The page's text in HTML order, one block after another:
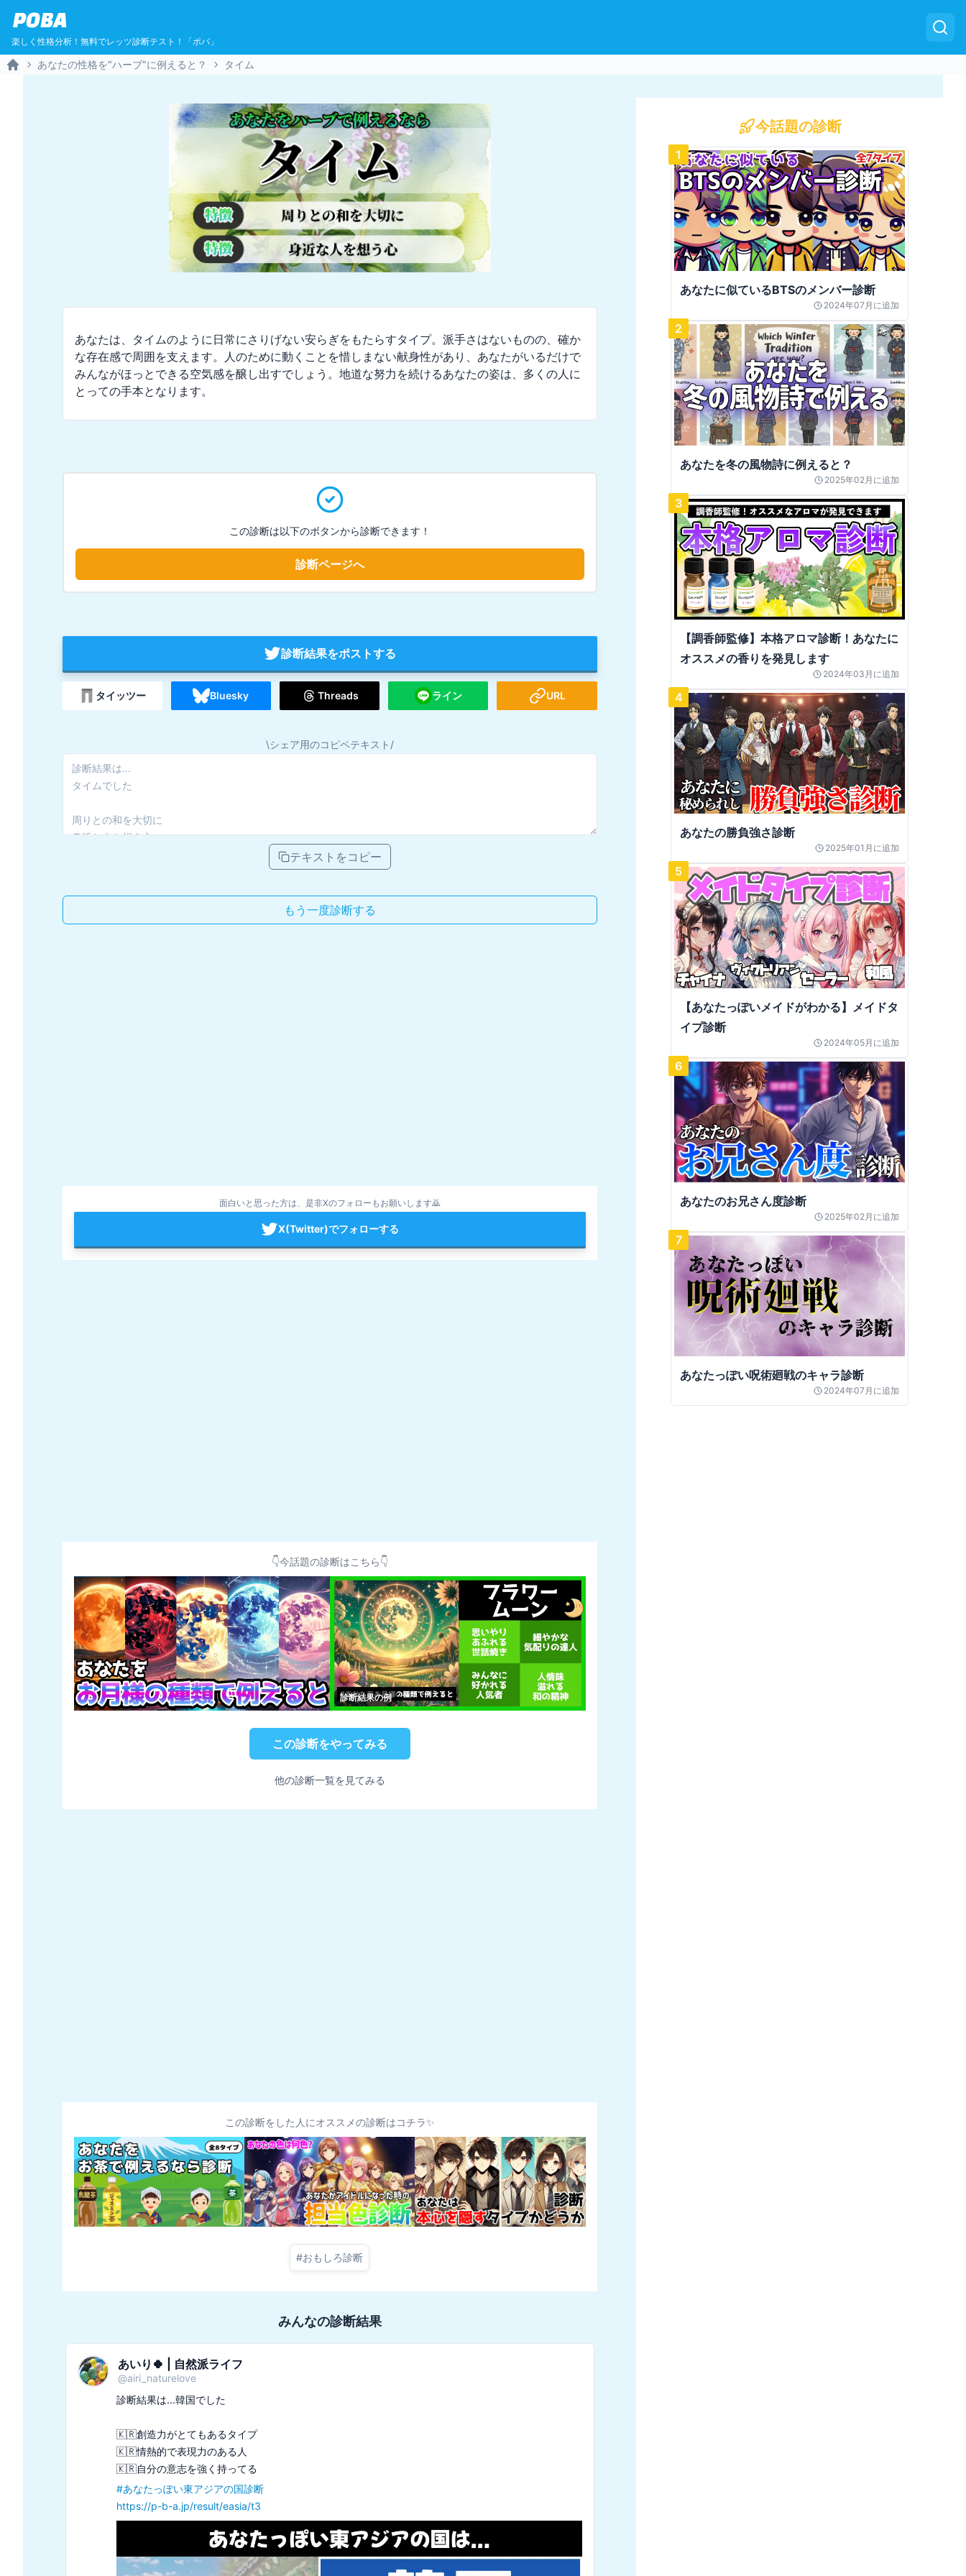
POBA
楽しく性格分析！無料でレッツ診断テスト！「ポバ」
あなたの性格を“ハーブ”に例えると？ タイム
あなたは、タイムのように日常にさりげない安らぎをもたらすタイプ。派手さはないものの、確か
な存在感で周囲を支えます。人のために動くことを惜しまない献身性があり、あなたがいるだけで
みんながほっとできる空気感を醸し出すでしょう。地道な努力を続けるあなたの姿は、多くの人に
とっての手本となります。
この診断は以下のボタンから診断できます！
診断ページへ
診断結果をポストする
タイッツー Bluesky Threads ライン URL
\シェア用のコピペテキスト/
テキストをコピー
もう一度診断する
面白いと思った方は、是非Xのフォローもお願いします🙇
X(Twitter)でフォローする
👇今話題の診断はこちら👇
診断結果の例
この診断をやってみる
他の診断一覧を見てみる
この診断をした人にオススメの診断はコチラ✨
#おもしろ診断
みんなの診断結果
あいり🍀 | 自然派ライフ
@airi_naturelove
診断結果は...韓国でした
🇰🇷創造力がとてもあるタイプ
🇰🇷情熱的で表現力のある人
#あなたっぽい東アジアの国診断
https://p-b-a.jp/result/easia/t3
今話題の診断
1
あなたに似ているBTSのメンバー診断
2024年07月 に追加
2
あなたを冬の風物詩に例えると？
2025年02月 に追加
3
【調香師監修】本格アロマ診断！あなたに
オススメの香りを発見します
2024年03月 に追加
4
あなたの勝負強さ診断
2025年01月 に追加
5
【あなたっぽいメイドがわかる】メイドタ
イプ診断
2024年05月 に追加
6
あなたのお兄さん度診断
2025年02月 に追加
7
あなたっぽい呪術廻戦のキャラ診断
2024年07月 に追加